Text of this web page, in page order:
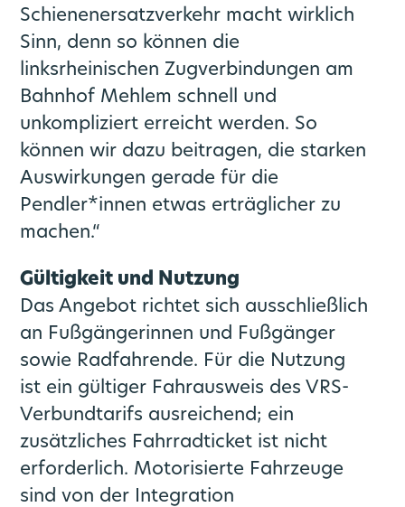
Schienenersatzverkehr macht wirklich
Sinn, denn so können die
linksrheinischen Zugverbindungen am
Bahnhof Mehlem schnell und
unkompliziert erreicht werden. So
können wir dazu beitragen, die starken
Auswirkungen gerade für die
Pendler*innen etwas erträglicher zu
machen.“
Gültigkeit und Nutzung
Das Angebot richtet sich ausschließlich
an Fußgängerinnen und Fußgänger
sowie Radfahrende. Für die Nutzung
ist ein gültiger Fahrausweis des VRS-
Verbundtarifs ausreichend; ein
zusätzliches Fahrradticket ist nicht
erforderlich. Motorisierte Fahrzeuge
sind von der Integration